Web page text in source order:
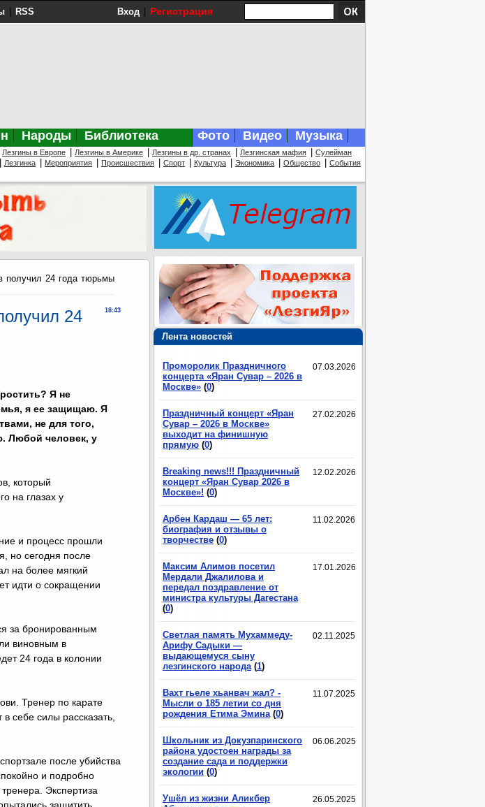
RSS Вход Регистрация
Народы Библиотека Фото Видео Музыка
Лезгины в Европе Лезгины в Америке Лезгины в др. странах Лезгинская мафия
Сулейман
Лезгинка Мероприятия Происшествия Спорт Культура Экономика Общество События
Лента новостей
07.03.2026
Проморолик Праздничного
концерта «Яран Сувар – 2026 в
Москве» (0)
27.02.2026
Праздничный концерт «Яран
Сувар – 2026 в Москве»
выходит на финишную
прямую (0)
12.02.2026
Breaking news!!! Праздничный
концерт «Яран Сувар 2026 в
Москве»! (0)
11.02.2026
Арбен Кардаш — 65 лет:
биография и отзывы о
творчестве (0)
17.01.2026
Максим Алимов посетил
Мердали Джалилова и
передал поздравление от
министра культуры Дагестана
(0)
02.11.2025
Светлая память Мухаммеду-
Арифу Садыки —
выдающемуся сыну
лезгинского народа (1)
11.07.2025
Вахт гьеле хьанвач жал? -
Мысли о 185 летии со дня
рождения Етима Эмина (0)
06.06.2025
Школьник из Докузпаринского
района удостоен награды за
создание сада и поддержки
экологии (0)
26.05.2025
Ушёл из жизни Аликбер
получил 24 года тюрьмы
18:43
24
Я не
я ее защищаю. Я
не для того,
Любой человек, у
который
на глазах у
и процесс прошли
но сегодня после
на более мягкий
идти о сокращении
за бронированным
виновным в
24 года в колонии
Тренер по карате
себе силы рассказать,
после убийства
и подробно
Экспертиза